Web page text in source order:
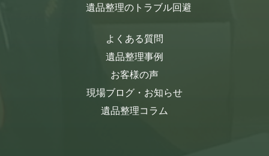
遺品整理のトラブル回避
よくある質問
遺品整理事例
お客様の声
現場ブログ・お知らせ
遺品整理コラム